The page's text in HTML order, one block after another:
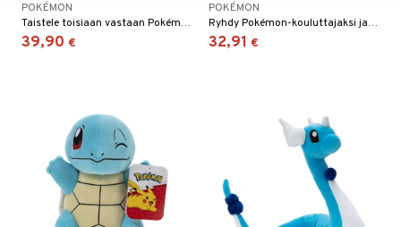
POKÉMON
Taistele toisiaan vastaan Pokémon-areenalla!
39,90 €
POKÉMON
Ryhdy Pokémon-kouluttajaksi ja kerää Poképallosi.
32,91 €